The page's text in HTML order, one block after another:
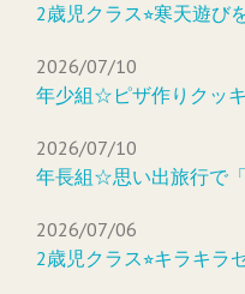
2歳児クラス⭐︎寒天遊び
2026/07/10
年少組☆ピザ作りクッ
2026/07/10
年長組☆思い出旅行で
2026/07/06
2歳児クラス⭐︎キラキ